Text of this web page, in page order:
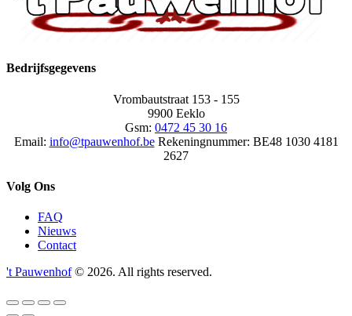
Bedrijfsgegevens
Vrombautstraat 153 - 155
9900 Eeklo
Gsm: 0472 45 30 16
Email: info@tpauwenhof.beRekeningnummer: BE48 1030 4181
2627
Volg Ons
FAQ
Nieuws
Contact
't Pauwenhof© 2026. All rights reserved.